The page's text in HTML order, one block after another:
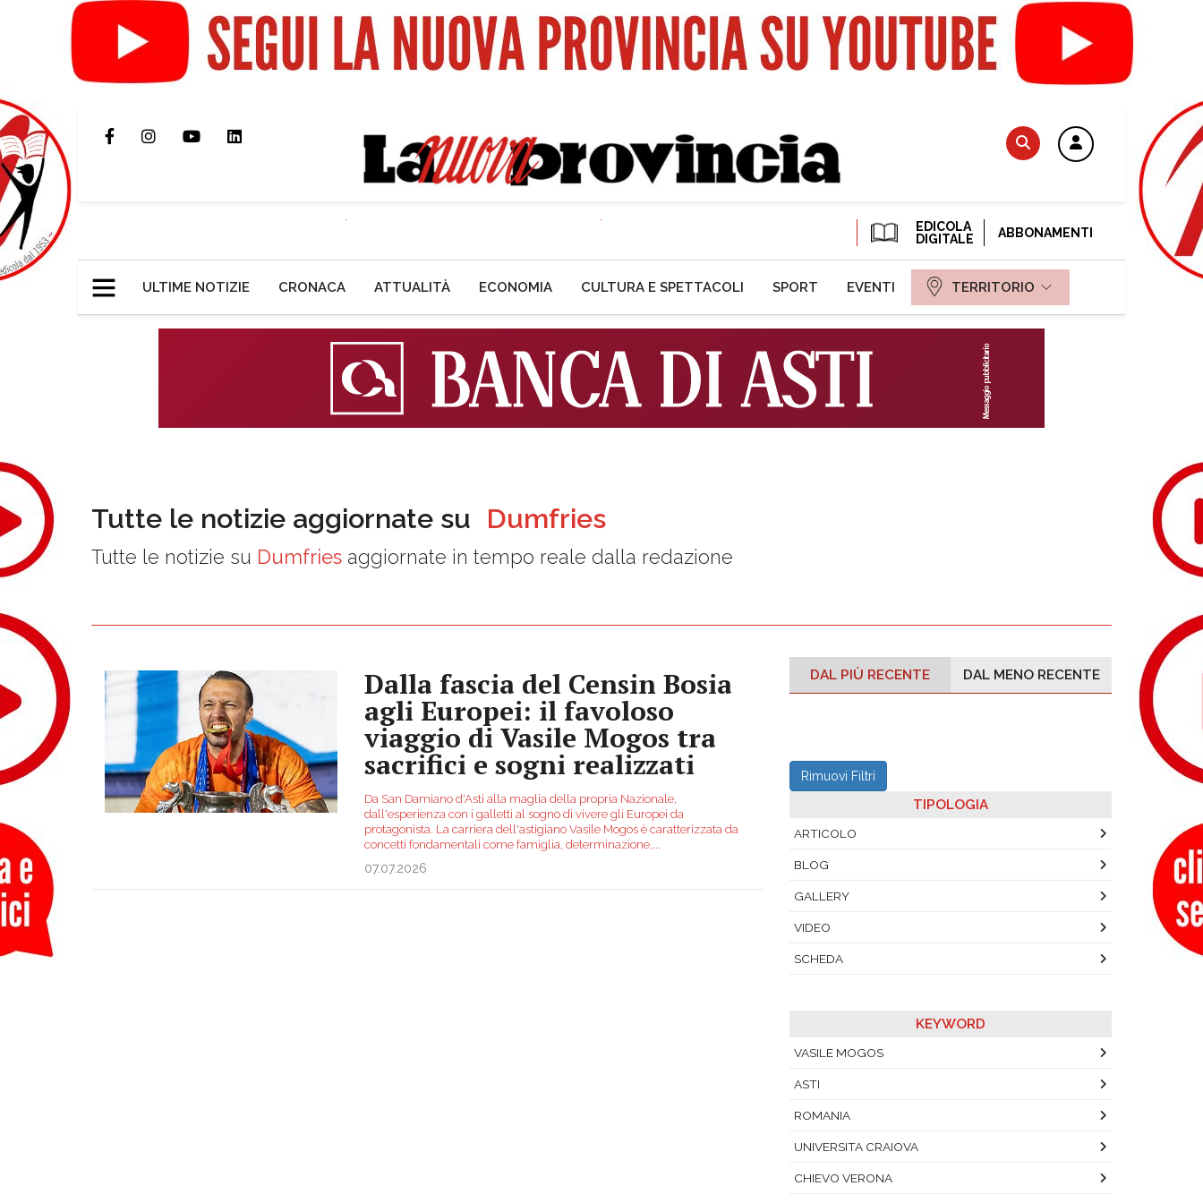
EDICOLA
DIGITALE
ABBONAMENTI
ULTIME NOTIZIE CRONACA ATTUALITÀ ECONOMIA CULTURA E SPETTACOLI SPORT EVENTI TERRITORIO
Tutte le notizie aggiornate su Dumfries
Tutte le notizie su Dumfries aggiornate in tempo reale dalla redazione
Dalla fascia del Censin Bosia
agli Europei: il favoloso
viaggio di Vasile Mogos tra
sacrifici e sogni realizzati
Da San Damiano d'Asti alla maglia della propria Nazionale,
dall'esperienza con i galletti al sogno di vivere gli Europei da
protagonista. La carriera dell'astigiano Vasile Mogos è caratterizzata da
concetti fondamentali come famiglia, determinazione,
07.07.2026
DAL PIÙ RECENTE DAL MENO RECENTE
Rimuovi Filtri
TIPOLOGIA
ARTICOLO
BLOG
GALLERY
VIDEO
SCHEDA
KEYWORD
VASILE MOGOS
ASTI
ROMANIA
UNIVERSITA CRAIOVA
CHIEVO VERONA